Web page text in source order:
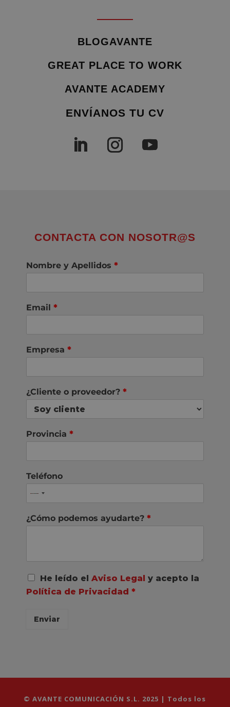
BLOGAVANTE
GREAT PLACE TO WORK
AVANTE ACADEMY
ENVÍANOS TU CV
CONTACTA CON NOSOTR@S
Nombre y Apellidos *
Email *
Empresa *
¿Cliente o proveedor? *
Provincia *
Teléfono
¿Cómo podemos ayudarte? *
A
c
u
D
He leído el Aviso Legal y acepto la
Política de Privacidad *
Enviar
© AVANTE COMUNICACIÓN S.L. 2025 | Todos los